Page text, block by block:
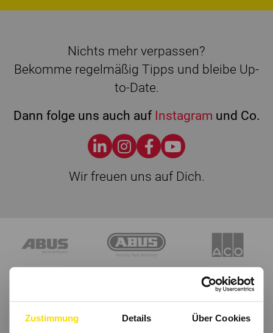
Zustimmung Details Über Cookies
Nichts mehr verpassen?
Bekomme regelmäßig Tipps und bleibe Up-
to-Date.
Dann folge uns auch auf Instagram und Co.
Wir freuen uns auf Dich.